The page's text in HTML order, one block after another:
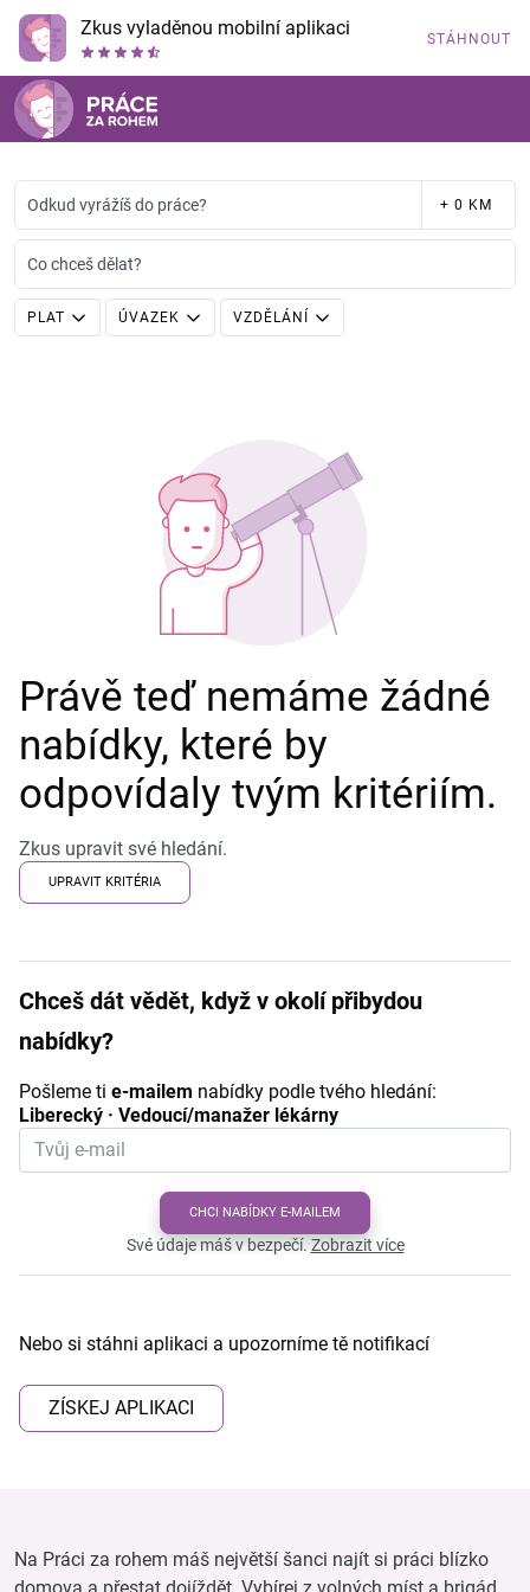
Zkus vyladěnou mobilní aplikaci STÁHNOUT
Odkud vyrážíš do práce? + 0 KM
Co chceš dělat?
PLAT ÚVAZEK VZDĚLÁNÍ
Právě teď nemáme žádné
nabídky, které by
odpovídaly tvým kritériím.
Zkus upravit své hledání.
UPRAVIT KRITÉRIA
Chceš dát vědět, když v okolí přibydou
nabídky?
Pošleme ti e-mailem nabídky podle tvého hledání:
Liberecký · Vedoucí/manažer lékárny
CHCI NABÍDKY E-MAILEM
Své údaje máš v bezpečí.Zobrazit více
Nebo si stáhni aplikaci a upozorníme tě notifikací
ZÍSKEJ APLIKACI
Na Práci za rohem máš největší šanci najít si práci blízko
domova a přestat dojíždět. Vybírej z volných míst a brigád